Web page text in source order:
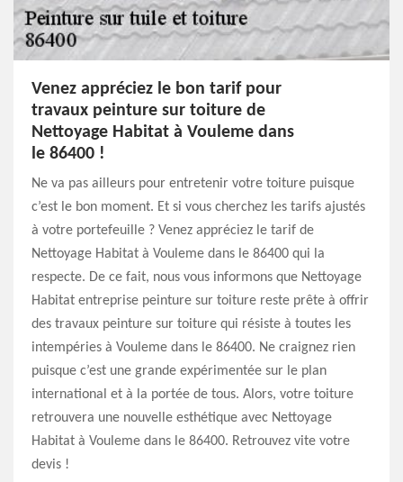
Venez appréciez le bon tarif pour
travaux peinture sur toiture de
Nettoyage Habitat à Vouleme dans
le 86400 !
Ne va pas ailleurs pour entretenir votre toiture puisque
c’est le bon moment. Et si vous cherchez les tarifs ajustés
à votre portefeuille ? Venez appréciez le tarif de
Nettoyage Habitat à Vouleme dans le 86400 qui la
respecte. De ce fait, nous vous informons que Nettoyage
Habitat entreprise peinture sur toiture reste prête à offrir
des travaux peinture sur toiture qui résiste à toutes les
intempéries à Vouleme dans le 86400. Ne craignez rien
puisque c’est une grande expérimentée sur le plan
international et à la portée de tous. Alors, votre toiture
retrouvera une nouvelle esthétique avec Nettoyage
Habitat à Vouleme dans le 86400. Retrouvez vite votre
devis !